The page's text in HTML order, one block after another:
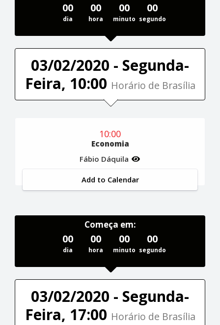
00
dia
00
hora
00
minuto
00
segundo
03/02/2020 - Segunda-
Feira, 10:00 Horário de Brasília
10:00
Economia
Fábio Dáquila
Add to Calendar
Começa em:
00
dia
00
hora
00
minuto
00
segundo
03/02/2020 - Segunda-
Feira, 17:00 Horário de Brasília